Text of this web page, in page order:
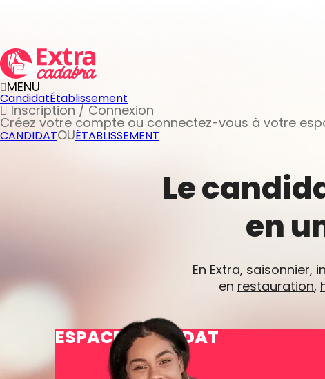
MENU
CandidatÉtablissement
Inscription / Connexion
Créez votre compte ou connectez-vous à votre
CANDIDATOUÉTABLISSEMENT
Le
en
En Extra, saisonnier,
en restauration,
ESPACE CANDIDAT